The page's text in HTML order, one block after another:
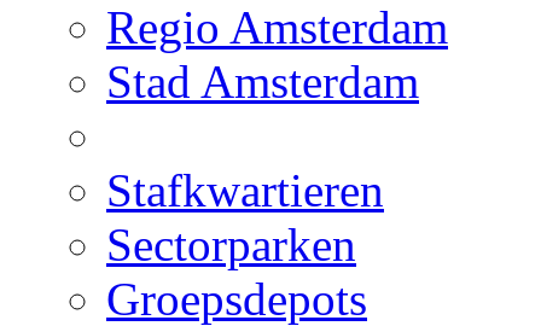
Regio Amsterdam
Stad Amsterdam
Stafkwartieren
Sectorparken
Groepsdepots